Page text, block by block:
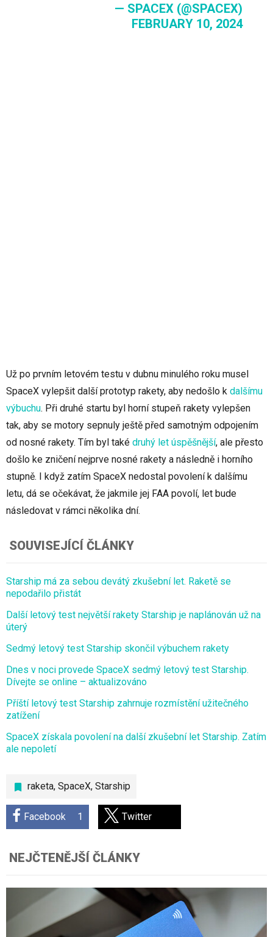
— SPACEX (@SPACEX)
FEBRUARY 10, 2024
Už po prvním letovém testu v dubnu minulého roku musel
SpaceX vylepšit další prototyp rakety, aby nedošlo k dalšímu
výbuchu. Při druhé startu byl horní stupeň rakety vylepšen
tak, aby se motory sepnuly ještě před samotným odpojením
od nosné rakety. Tím byl také druhý let úspěšnější, ale přesto
došlo ke zničení nejprve nosné rakety a následně i horního
stupně. I když zatím SpaceX nedostal povolení k dalšímu
letu, dá se očekávat, že jakmile jej FAA povolí, let bude
následovat v rámci několika dní.
raketa, SpaceX, Starship
Facebook 1 Twitter
SOUVISEJÍCÍ ČLÁNKY
Starship má za sebou devátý zkušební let. Raketě se
nepodařilo přistát
Další letový test největší rakety Starship je naplánován už na
úterý
Sedmý letový test Starship skončil výbuchem rakety
Dnes v noci provede SpaceX sedmý letový test Starship.
Dívejte se online – aktualizováno
Příští letový test Starship zahrnuje rozmístění užitečného
zatížení
SpaceX získala povolení na další zkušební let Starship. Zatím
ale nepoletí
NEJČTENĚJŠÍ ČLÁNKY